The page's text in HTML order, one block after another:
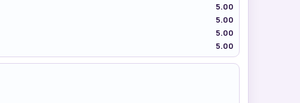
5.00
5.00
5.00
5.00